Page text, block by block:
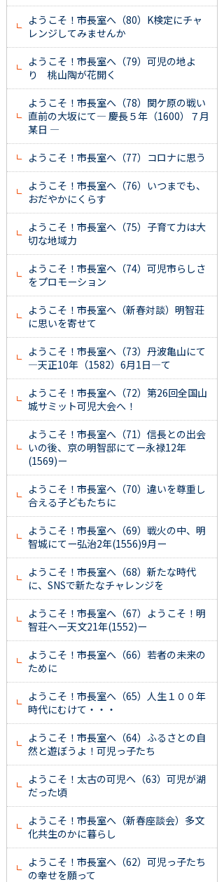
ようこそ！市長室へ（80）K検定にチャ
レンジしてみませんか
ようこそ！市長室へ（79）可児の地よ
り 桃山陶が花開く
ようこそ！市長室へ（78）関ケ原の戦い
直前の大坂にて― 慶長５年（1600）７月
某日 ―
ようこそ！市長室へ（77）コロナに思う
ようこそ！市長室へ（76）いつまでも、
おだやかにくらす
ようこそ！市長室へ（75）子育て力は大
切な地域力
ようこそ！市長室へ（74）可児市らしさ
をプロモーション
ようこそ！市長室へ（新春対談）明智荘
に思いを寄せて
ようこそ！市長室へ（73）丹波亀山にて
―天正10年（1582）6月1日―て
ようこそ！市長室へ（72）第26回全国山
城サミット可児大会へ！
ようこそ！市長室へ（71）信長との出会
いの後、京の明智邸にてー永禄12年
(1569)ー
ようこそ！市長室へ（70）違いを尊重し
合える子どもたちに
ようこそ！市長室へ（69）戦火の中、明
智城にてー弘治2年(1556)9月ー
ようこそ！市長室へ（68）新たな時代
に、SNSで新たなチャレンジを
ようこそ！市長室へ（67）ようこそ！明
智荘へー天文21年(1552)ー
ようこそ！市長室へ（66）若者の未来の
ために
ようこそ！市長室へ（65）人生１００年
時代にむけて・・・
ようこそ！市長室へ（64）ふるさとの自
然と遊ぼうよ！可児っ子たち
ようこそ！太古の可児へ（63）可児が湖
だった頃
ようこそ！市長室へ（新春座談会）多文
化共生のかに暮らし
ようこそ！市長室へ（62）可児っ子たち
の幸せを願って